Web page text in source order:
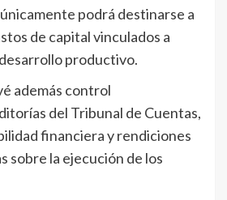
podrá destinarse a
de capital vinculados a
productivo.
además control
del Tribunal de Cuentas,
financiera y rendiciones
sobre la ejecución de los